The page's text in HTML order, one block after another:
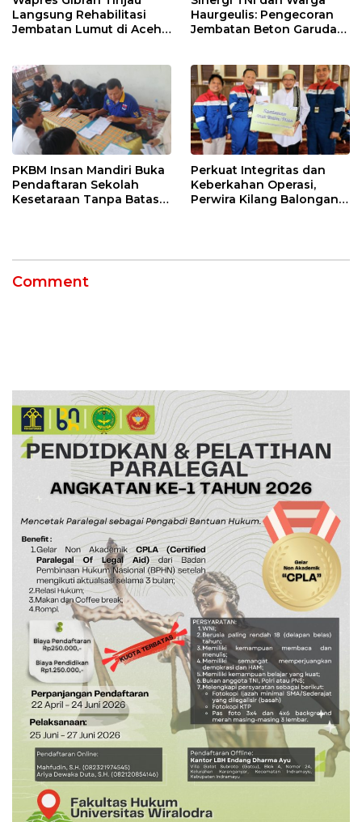
Langsung Rehabilitasi
Jembatan Lumut di Aceh
Haurgeulis: Pengecoran
Jembatan Beton Garuda
PKBM Insan Mandiri Buka
Pendaftaran Sekolah
Kesetaraan Tanpa Batas
Perkuat Integritas dan
Keberkahan Operasi,
Perwira Kilang Balongan
Comment